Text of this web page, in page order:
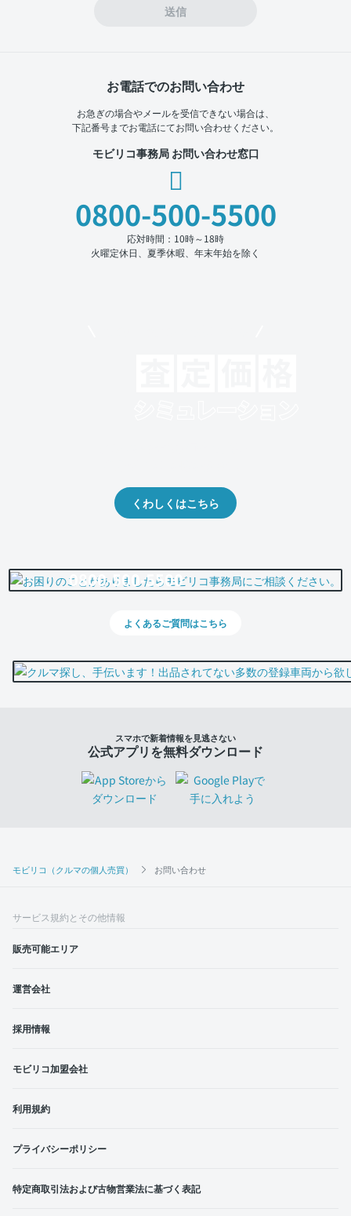
モビリコ（クルマの個人売買） お問い合わせ
送信
お電話でのお問い合わせ
お急ぎの場合やメールを受信できない場合は、
下記番号までお電話にてお問い合わせください。
モビリコ事務局 お問い合わせ窓口
0800-500-5500
応対時間：10時～18時
火曜定休日、夏季休暇、年末年始を除く
くわしくはこちら
0800-500-5500
よくあるご質問はこちら
スマホで新着情報を見逃さない
公式アプリを無料ダウンロード
サービス規約とその他情報
販売可能エリア
運営会社
採用情報
モビリコ加盟会社
利用規約
プライバシーポリシー
特定商取引法および古物営業法に基づく表記